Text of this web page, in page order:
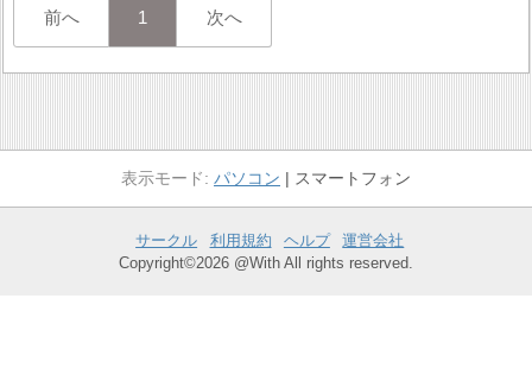
前へ 1 次へ
パソコン スマートフォン
サークル 利用規約 ヘルプ
運営会社
Copyright©2026 @With All rights reserved.